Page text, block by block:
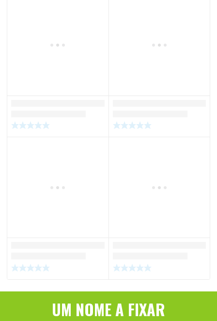
UM NOME A FIXAR